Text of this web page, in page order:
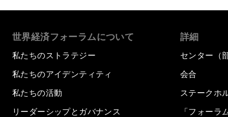
世界経済フォーラムについて
私たちのストラテジー
私たちのアイデンティティ
私たちの活動
リーダーシップとガバナンス
詳細
センター（
会合
ステークホ
「フォーラ